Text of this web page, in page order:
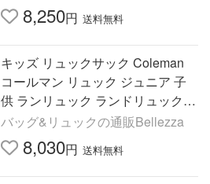
8,250円 送料無料
キッズ リュックサック Coleman
コールマン リュック ジュニア 子
供 ランリュック ランドリュック
ランドセルリュック ランドセル型
男子 女子 小学生 A4 WALKER
バッグ&リュックの通販Bellezza
8,030円 送料無料